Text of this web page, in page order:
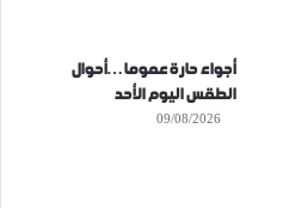
أجواء حارة عموما…أحوال
الطقس اليوم الأحد
09/08/2026